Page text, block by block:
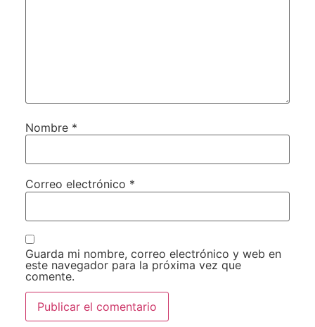
Nombre *
Correo electrónico *
Guarda mi nombre, correo electrónico y web en
este navegador para la próxima vez que
comente.